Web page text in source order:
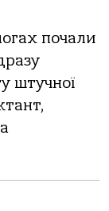
почали
штучної